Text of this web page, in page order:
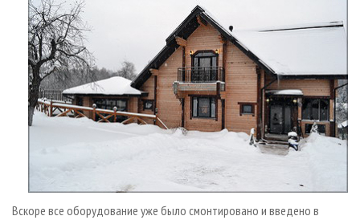
Вскоре все оборудование уже было смонтировано и введено в